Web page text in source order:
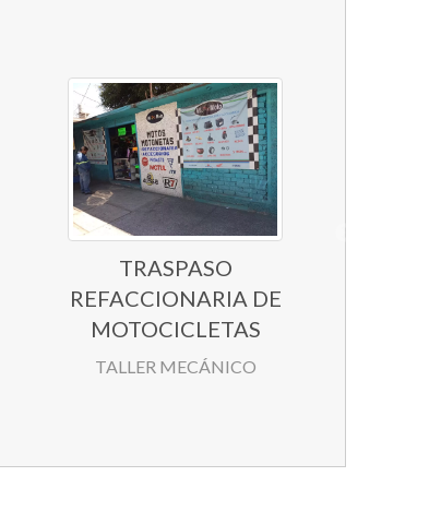
TRASPASO
REFACCIONARIA DE
MOTOCICLETAS
TALLER MECÁNICO